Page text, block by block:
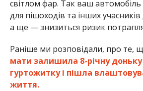
світлом фар. Так ваш
для пішоходів та інших
а ще — знизиться ризик
Раніше ми розповідали, про те,
мати залишила 8-річну доньку
гуртожитку і пішла
життя.